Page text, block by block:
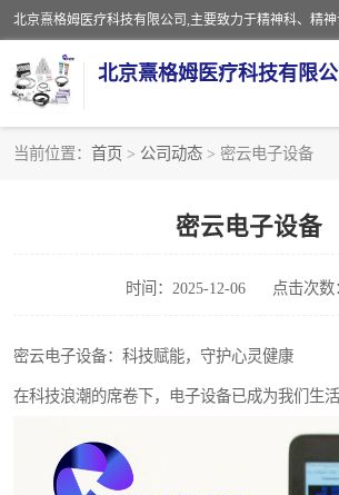
北京熹格姆医疗科技有限公
当前位置： 首页 > 公司动态 > 密云电子设备
密云电子设备
时间：2025-12-06 点击次数
密云电子设备：科技赋能，守护心灵健康
在科技浪潮的席卷下，电子设备已成为我们生